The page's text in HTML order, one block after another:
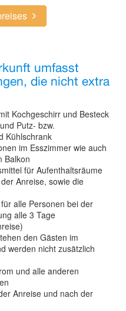
umfasst
die nicht extra
Kochgeschirr und Besteck
Putz- bzw.
Kühlschrank
im Esszimmer wie auch
Balkon
für Aufenthaltsräume
Anreise, sowie die
alle Personen bei der
alle 3 Tage
den Gästen im
werden nicht zusätzlich
und alle anderen
Anreise und nach der